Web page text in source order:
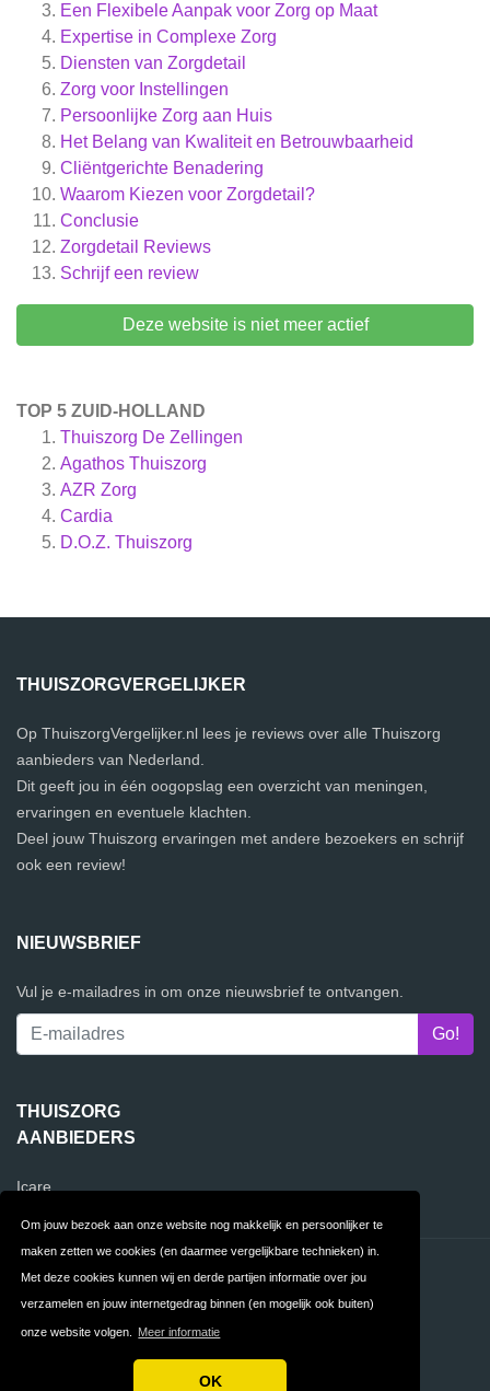
Om jouw bezoek aan onze website nog makkelijk en persoonlijker te
maken zetten we cookies (en daarmee vergelijkbare technieken) in.
Met deze cookies kunnen wij en derde partijen informatie over jou
verzamelen en jouw internetgedrag binnen (en mogelijk ook buiten)
onze website volgen. Meer informatie
OK
Een Flexibele Aanpak voor Zorg op Maat
Expertise in Complexe Zorg
Diensten van Zorgdetail
Zorg voor Instellingen
Persoonlijke Zorg aan Huis
Het Belang van Kwaliteit en Betrouwbaarheid
Cliëntgerichte Benadering
Waarom Kiezen voor Zorgdetail?
Conclusie
Zorgdetail
Reviews
Schrijf een review
Deze website is niet meer actief
TOP 5 ZUID-HOLLAND
Thuiszorg De Zellingen
Agathos Thuiszorg
AZR Zorg
Cardia
D.O.Z. Thuiszorg
THUISZORGVERGELIJKER
Op ThuiszorgVergelijker.nl lees je reviews over alle Thuiszorg
aanbieders van Nederland.
Dit geeft jou in één oogopslag een overzicht van meningen,
ervaringen en eventuele klachten.
Deel jouw Thuiszorg ervaringen met andere bezoekers en schrijf
ook een review!
NIEUWSBRIEF
Vul je e-mailadres in om onze nieuwsbrief te ontvangen.
THUISZORG
AANBIEDERS
Icare
Contact Privacy
Algemene FAQ